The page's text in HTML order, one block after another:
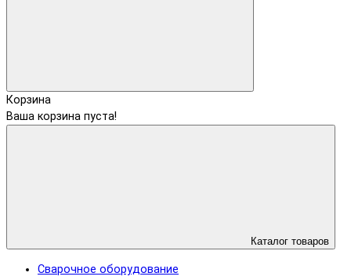
Корзина
Ваша корзина пуста!
Каталог товаров
Сварочное оборудование